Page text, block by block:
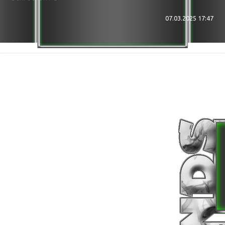
╔ ZfG (ts.zfg-com.de)
07.03.2025 17:47